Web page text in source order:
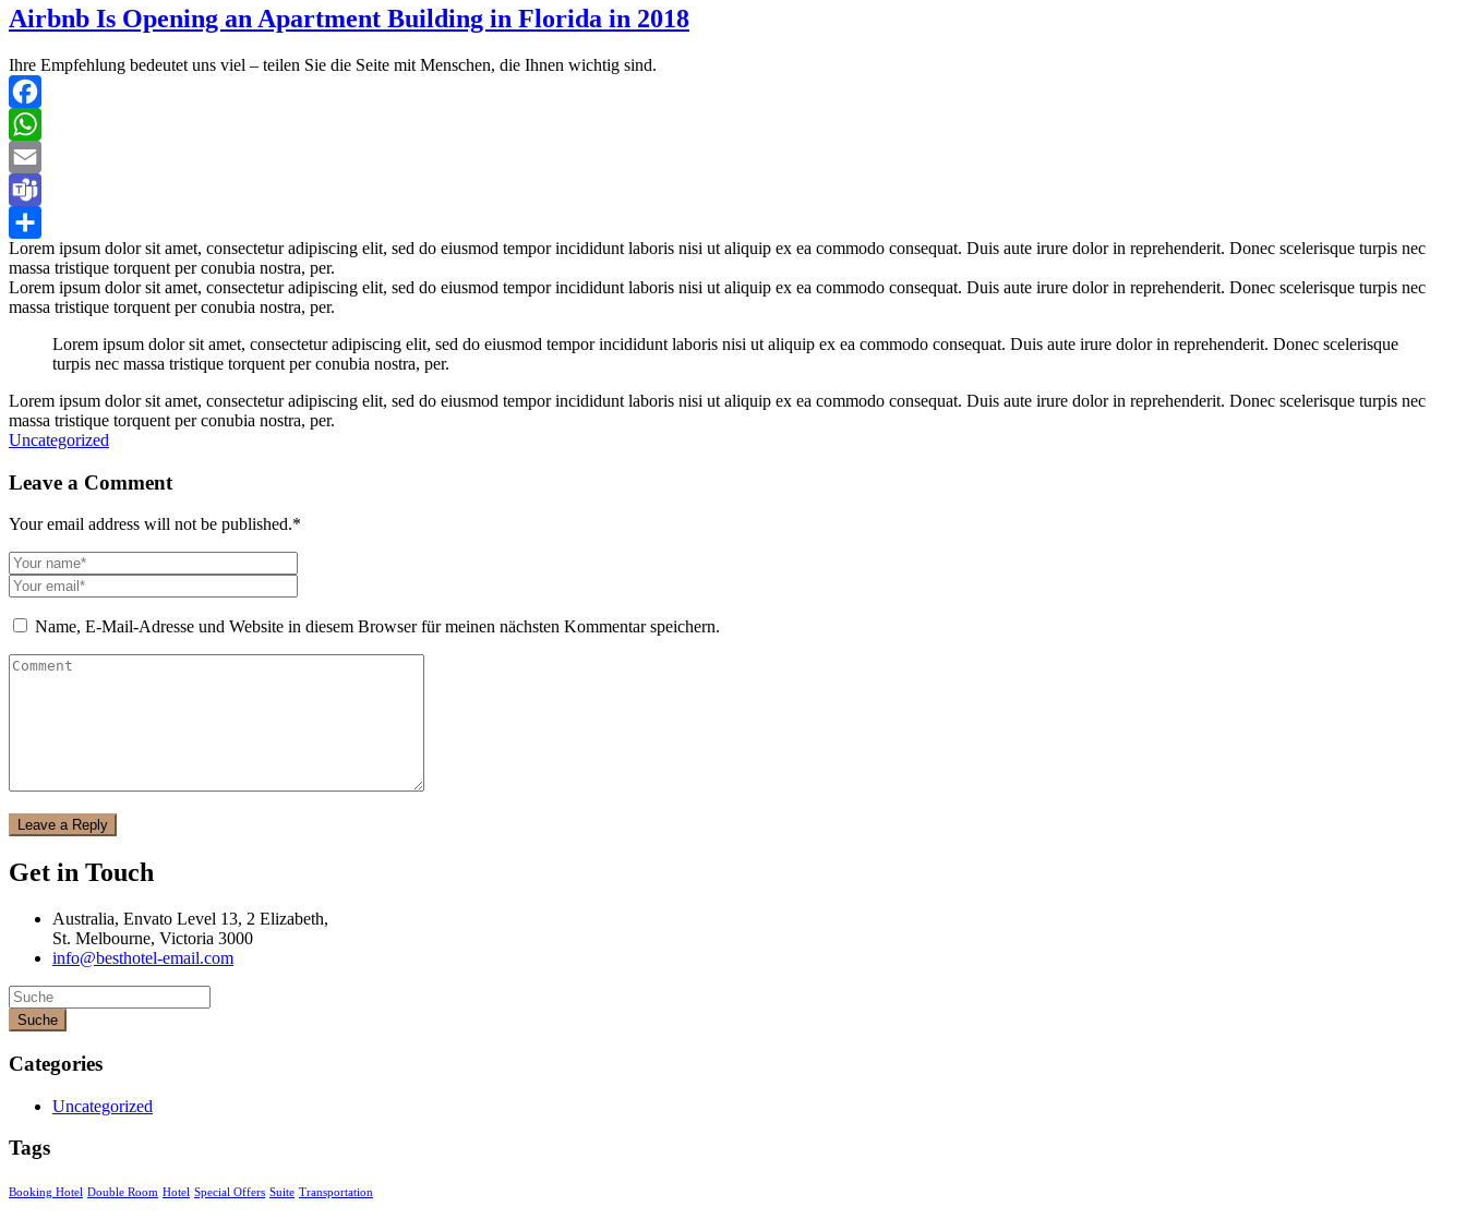
Airbnb Is Opening an Apartment Building in Florida in 2018
Ihre Empfehlung bedeutet uns viel – teilen Sie die Seite mit Menschen, die Ihnen wichtig sind.
Facebook
WhatsApp
Email
Teams
Teilen
Lorem ipsum dolor sit amet, consectetur adipiscing elit, sed do eiusmod tempor incididunt laboris nisi ut aliquip ex ea commodo consequat. Duis aute irure dolor in reprehenderit. Donec scelerisque turpis nec
massa tristique torquent per conubia nostra, per.
Lorem ipsum dolor sit amet, consectetur adipiscing elit, sed do eiusmod tempor incididunt laboris nisi ut aliquip ex ea commodo consequat. Duis aute irure dolor in reprehenderit. Donec scelerisque turpis nec
massa tristique torquent per conubia nostra, per.
Lorem ipsum dolor sit amet, consectetur adipiscing elit, sed do eiusmod tempor incididunt laboris nisi ut aliquip ex ea commodo consequat. Duis aute irure dolor in reprehenderit. Donec scelerisque
turpis nec massa tristique torquent per conubia nostra, per.
Lorem ipsum dolor sit amet, consectetur adipiscing elit, sed do eiusmod tempor incididunt laboris nisi ut aliquip ex ea commodo consequat. Duis aute irure dolor in reprehenderit. Donec scelerisque turpis nec
massa tristique torquent per conubia nostra, per.
Uncategorized
Leave a Comment
Your email address will not be published.*
Name, E-Mail-Adresse und Website in diesem Browser für meinen nächsten Kommentar speichern.
Get in Touch
Australia, Envato Level 13, 2 Elizabeth,
St. Melbourne, Victoria 3000
info@besthotel-email.com
Suche
Categories
Uncategorized
Tags
Booking Hotel Double Room Hotel Special Offers Suite Transportation